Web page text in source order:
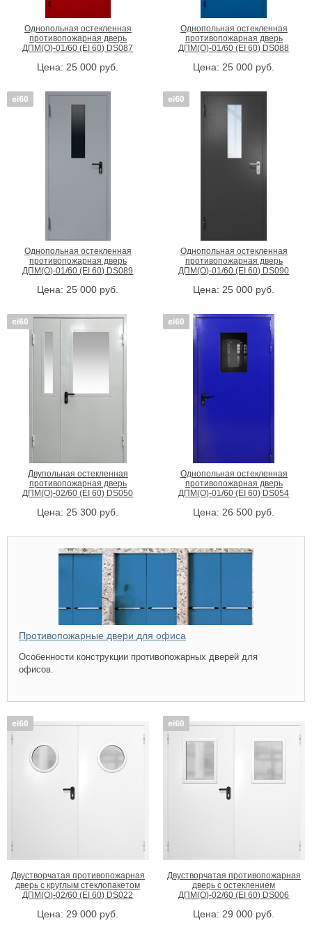
Однопольная остекленная
противопожарная дверь
ДПМ(О)-01/60 (EI 60) DS087
Цена: 25 000 руб.
Однопольная остекленная
противопожарная дверь
ДПМ(О)-01/60 (EI 60) DS088
Цена: 25 000 руб.
Однопольная остекленная
противопожарная дверь
ДПМ(О)-01/60 (EI 60) DS089
Цена: 25 000 руб.
Однопольная остекленная
противопожарная дверь
ДПМ(О)-01/60 (EI 60) DS090
Цена: 25 000 руб.
Двупольная остекленная
противопожарная дверь
ДПМ(О)-02/60 (EI 60) DS050
Цена: 25 300 руб.
Однопольная остекленная
противопожарная дверь
ДПМ(О)-01/60 (EI 60) DS054
Цена: 26 500 руб.
Противопожарные двери для офиса
Особенности конструкции противопожарных дверей для
офисов.
Двустворчатая противопожарная
дверь с круглым стеклопакетом
ДПМ(О)-02/60 (EI 60) DS022
Цена:29 000 руб.
Двустворчатая противопожарная
дверь с остеклением
ДПМ(О)-02/60 (EI 60) DS006
Цена:29 000 руб.